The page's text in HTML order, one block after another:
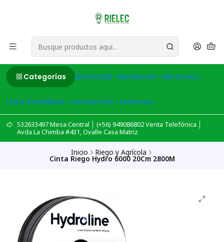
Categorías Electricidad Iluminación Electronica
Linea Domiciliaria Construcción Ferreteria
532633497 Mesa Central │ (+56) 949086802 Venta Telefónica │
Avda La Chimba #431, Ovalle Casa Matriz
Inicio Riego y Agrícola
Cinta Riego Hydro 6000 20Cm 2800M